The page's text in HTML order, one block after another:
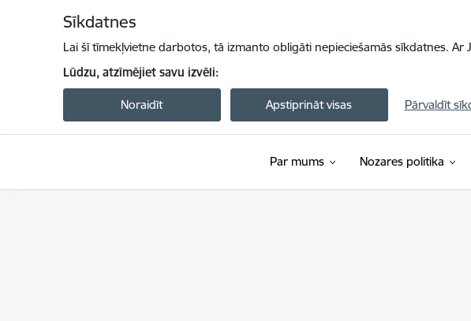
Sīkdatnes
Lai šī tīmekļvietne darbotos, tā izmanto obligāti nepieciešamās sīkdatnes.
Lūdzu, atzīmējiet savu izvēli:
Noraidīt Apstiprināt visas Pārvaldīt
Par mums Nozares politika